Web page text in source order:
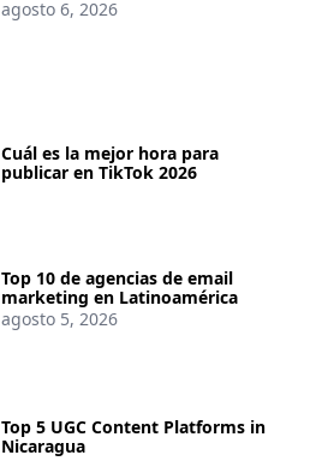
agosto 6, 2026
Cuál es la mejor hora para
publicar en TikTok 2026
Top 10 de agencias de email
marketing en Latinoamérica
agosto 5, 2026
Top 5 UGC Content Platforms in
Nicaragua